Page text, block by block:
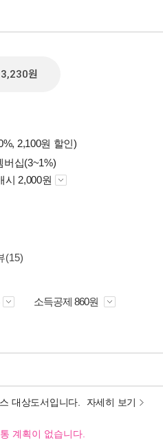
원
2,100원 할인)
버십(3~1%)
시 2,000원
(15)
소득공제 860원
대상도서입니다. 자세히 보기
계획이 없습니다.